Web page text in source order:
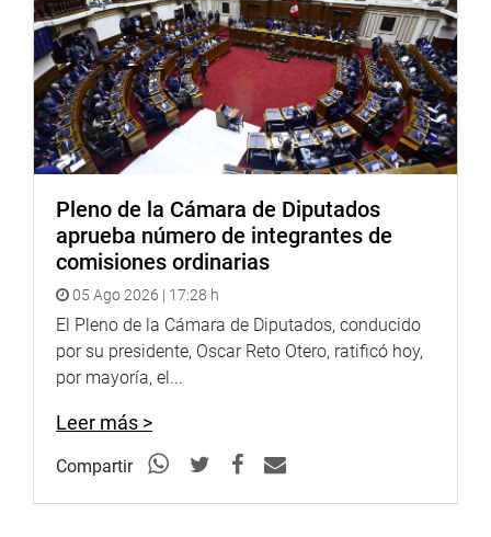
Pleno de la Cámara de Diputados
aprueba número de integrantes de
comisiones ordinarias
05 Ago 2026 | 17:28 h
El Pleno de la Cámara de Diputados, conducido
por su presidente, Oscar Reto Otero, ratificó hoy,
por mayoría, el...
Leer más >
Compartir